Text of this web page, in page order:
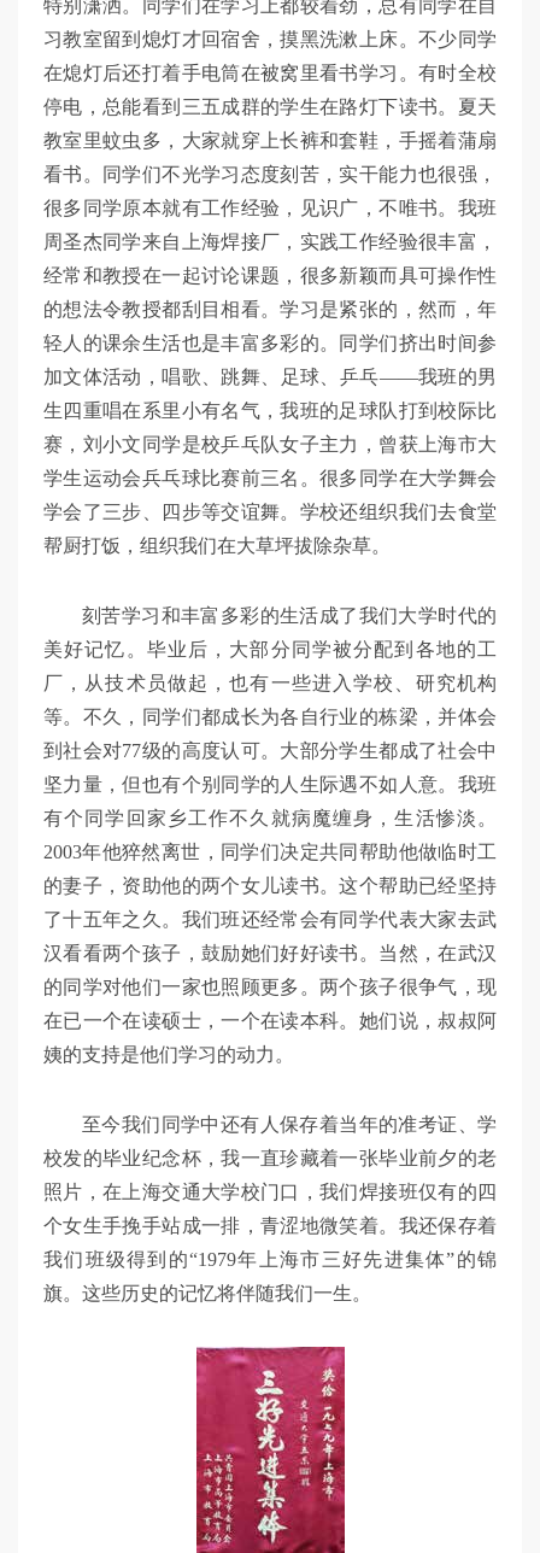
特别潇洒。同学们在学习上都较着劲，总有同学在自
习教室留到熄灯才回宿舍，摸黑洗漱上床。不少同学
在熄灯后还打着手电筒在被窝里看书学习。有时全校
停电，总能看到三五成群的学生在路灯下读书。夏天
教室里蚊虫多，大家就穿上长裤和套鞋，手摇着蒲扇
看书。同学们不光学习态度刻苦，实干能力也很强，
很多同学原本就有工作经验，见识广，不唯书。我班
周圣杰同学来自上海焊接厂，实践工作经验很丰富，
经常和教授在一起讨论课题，很多新颖而具可操作性
的想法令教授都刮目相看。学习是紧张的，然而，年
轻人的课余生活也是丰富多彩的。同学们挤出时间参
加文体活动，唱歌、跳舞、足球、乒乓——我班的男
生四重唱在系里小有名气，我班的足球队打到校际比
赛，刘小文同学是校乒乓队女子主力，曾获上海市大
学生运动会兵乓球比赛前三名。很多同学在大学舞会
学会了三步、四步等交谊舞。学校还组织我们去食堂
帮厨打饭，组织我们在大草坪拔除杂草。
刻苦学习和丰富多彩的生活成了我们大学时代的
美好记忆。毕业后，大部分同学被分配到各地的工
厂，从技术员做起，也有一些进入学校、研究机构
等。不久，同学们都成长为各自行业的栋梁，并体会
到社会对77级的高度认可。大部分学生都成了社会中
坚力量，但也有个别同学的人生际遇不如人意。我班
有个同学回家乡工作不久就病魔缠身，生活惨淡。
2003年他猝然离世，同学们决定共同帮助他做临时工
的妻子，资助他的两个女儿读书。这个帮助已经坚持
了十五年之久。我们班还经常会有同学代表大家去武
汉看看两个孩子，鼓励她们好好读书。当然，在武汉
的同学对他们一家也照顾更多。两个孩子很争气，现
在已一个在读硕士，一个在读本科。她们说，叔叔阿
姨的支持是他们学习的动力。
至今我们同学中还有人保存着当年的准考证、学
校发的毕业纪念杯，我一直珍藏着一张毕业前夕的老
照片，在上海交通大学校门口，我们焊接班仅有的四
个女生手挽手站成一排，青涩地微笑着。我还保存着
我们班级得到的“1979年上海市三好先进集体”的锦
旗。这些历史的记忆将伴随我们一生。